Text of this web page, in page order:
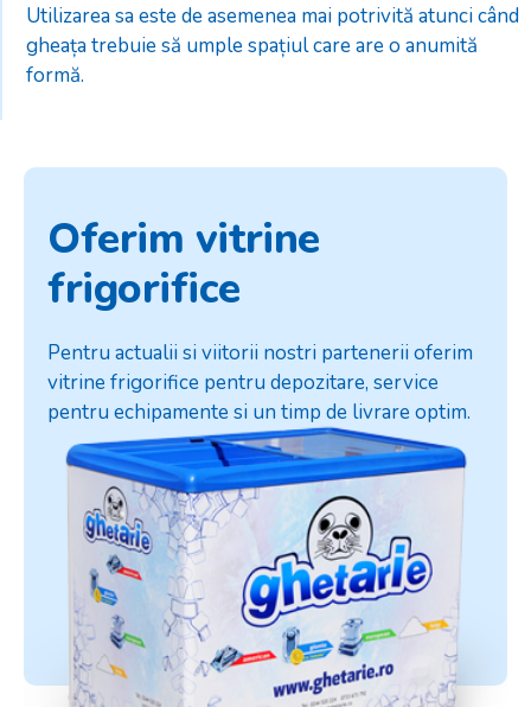
Utilizarea sa este de asemenea mai potrivită atunci când
gheața trebuie să umple spațiul care are o anumită
formă.
Oferim vitrine
frigorifice
Pentru actualii si viitorii nostri partenerii oferim
vitrine frigorifice pentru depozitare, service
pentru echipamente si un timp de livrare optim.